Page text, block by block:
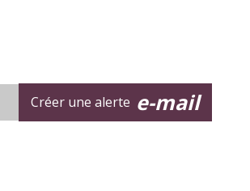
Créer une alerte e-mail